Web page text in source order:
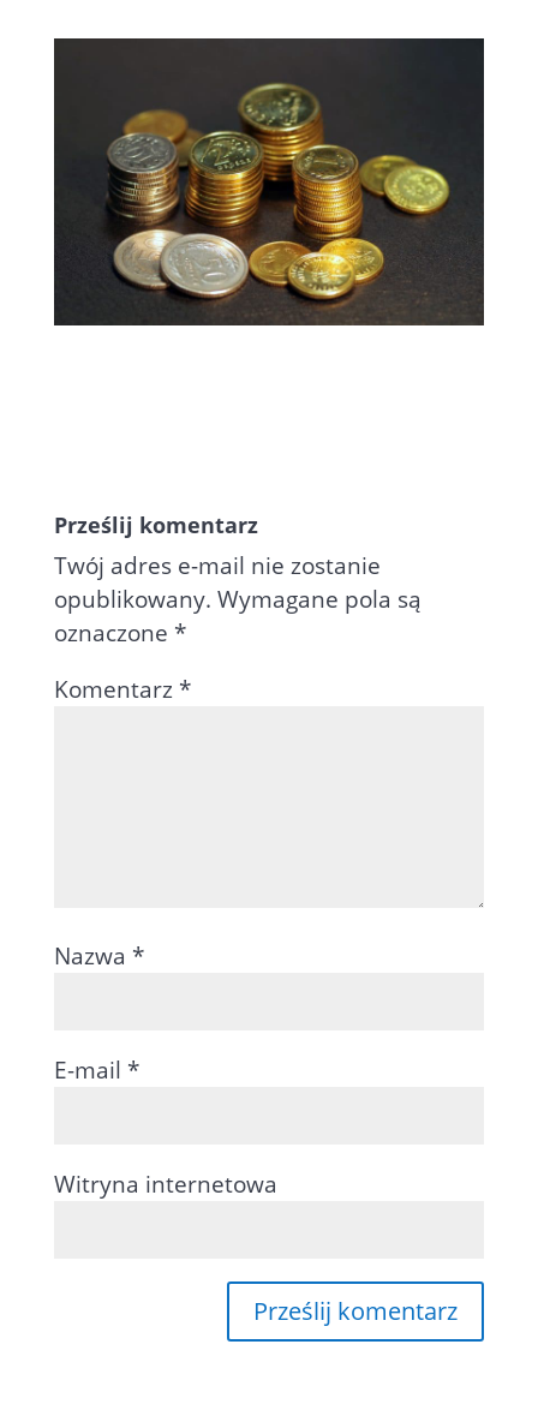
Prześlij komentarz
Twój adres e-mail nie zostanie
opublikowany. Wymagane pola są
oznaczone *
Komentarz *
Nazwa *
E-mail *
Witryna internetowa